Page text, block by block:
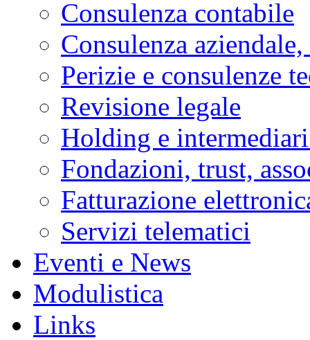
Consulenza contabile
Consulenza
Perizie e consulenze
Revisione legale
Holding e
Fondazioni, trust,
Fatturazione
Servizi telematici
Eventi e News
Modulistica
Links